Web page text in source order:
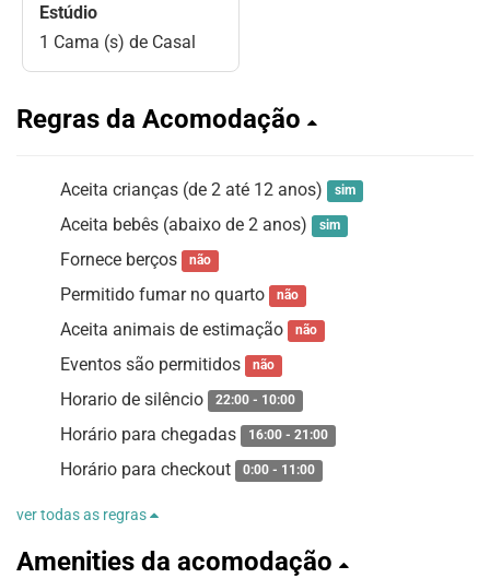
Estúdio
1 Cama (s) de Casal
Regras da Acomodação
Aceita crianças (de 2 até 12 anos) sim
Aceita bebês (abaixo de 2 anos) sim
Fornece berços não
Permitido fumar no quarto não
Aceita animais de estimação não
Eventos são permitidos não
Horario de silêncio 22:00 - 10:00
Horário para chegadas 16:00 - 21:00
Horário para checkout 0:00 - 11:00
ver todas as regras
Amenities da acomodação